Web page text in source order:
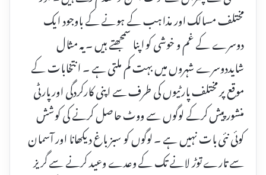
مختلف مسالک اور مذاہب کے ہونے کے باوجود ایک
دوسرے کے غم و خوشی کو اپنا سمجھتے ہیں ۔ یہ مثال
شایددوسرے شہروں میں بہت کم ملتی ہے ۔ انتخابات کے
موقع پر مختلف پارٹیوں کی طرف سے اپنی کارکردگی اور پارٹی
منشور پیش کرکے لوگوں سے ووٹ حاصل کرنے کی کوشش
کوئی نئی بات نہیں ہے ۔ لوگوں کو سبز باغ دیکھانا اور آسمان
سے تارے توڑ لانے تک کے وعدے وعید کرنے سے گریز